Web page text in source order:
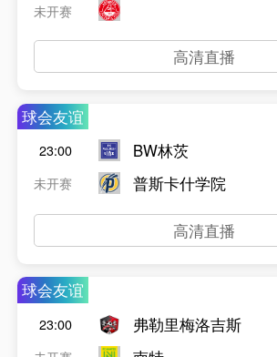
未开赛
高清直播
球会友谊
23:00
未开赛
BW林茨
普斯卡什学院
高清直播
球会友谊
23:00
弗勒里梅洛吉斯